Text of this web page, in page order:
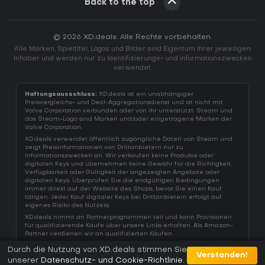
Back to the top
© 2026 XD.deals. Alle Rechte vorbehalten.
Alle Marken, Spieltitel, Logos und Bilder sind Eigentum ihrer jeweiligen
Inhaber und werden nur zu Identifizierungs- und Informationszwecken
verwendet.
Haftungsausschluss: XD.deals ist ein unabhängiger
Preisvergleichs- und Deal-Aggregationsdienst und ist nicht mit
Valve Corporation verbunden oder von ihr unterstützt. Steam und
das Steam-Logo sind Marken und/oder eingetragene Marken der
Valve Corporation.
XD.deals verwendet öffentlich zugängliche Daten von Steam und
zeigt Preisinformationen von Drittanbietern nur zu
Informationszwecken an. Wir verkaufen keine Produkte oder
digitalen Keys und übernehmen keine Gewähr für die Richtigkeit,
Verfügbarkeit oder Gültigkeit der angezeigten Angebote oder
digitalen Keys. Überprüfen Sie die endgültigen Bedingungen
immer direkt auf der Website des Shops, bevor Sie einen Kauf
tätigen. Jeder Kauf digitaler Keys bei Drittanbietern erfolgt auf
eigenes Risiko des Nutzers.
XD.deals nimmt an Partnerprogrammen teil und kann Provisionen
für qualifizierende Käufe über unsere Links erhalten. Als Amazon-
Partner verdienen wir an qualifizierten Käufen.
Durch die Nutzung von XD.deals stimmen Sie
unserer Datenschutz- und Cookie-Richtlinie
Verstanden!